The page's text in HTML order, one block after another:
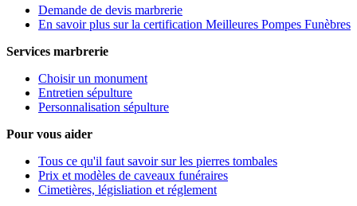
Demande de devis marbrerie
En savoir plus sur la certification Meilleures Pompes Funèbres
Services marbrerie
Choisir un monument
Entretien sépulture
Personnalisation sépulture
Pour vous aider
Tous ce qu'il faut savoir sur les pierres tombales
Prix et modèles de caveaux funéraires
Cimetières, législiation et réglement